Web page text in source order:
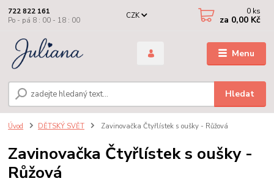
Menu
CZK
Hledat
722 822 161
Po - pá 8 : 00 - 18 : 00
0 ks
za 0,00 Kč
Úvod DĚTSKÝ SVĚT Zavinovačka Čtyřlístek s oušky - Růžová
Zavinovačka Čtyřlístek s oušky -
Růžová